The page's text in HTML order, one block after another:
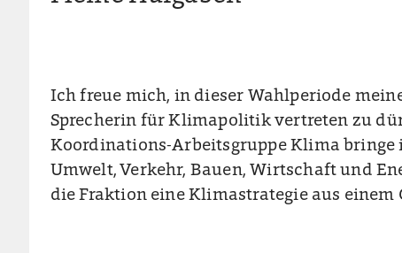
Ich freue mich, in dieser Wahlperiode
Sprecherin für Klimapolitik vertreten zu
Koordinations-Arbeitsgruppe Klima bringe
Umwelt, Verkehr, Bauen, Wirtschaft und
die Fraktion eine Klimastrategie aus einem